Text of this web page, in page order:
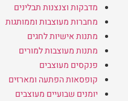
מדבקות וצנצנות תבלינים
מחברות מעוצבות וממותגות
מתנות אישיות לחגים
מתנות מעוצבות למורים
פנקסים מעוצבים
קופסאות הפתעה ומארזים
יומנים שבועיים מעוצבים